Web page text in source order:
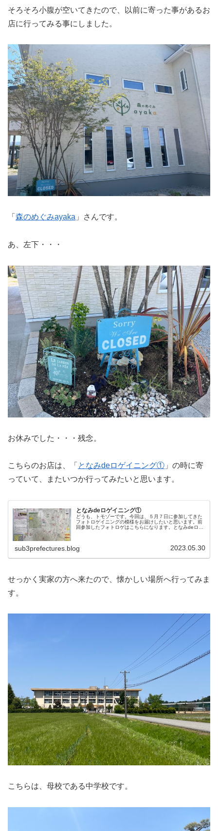
そろそろ小腹が空いてきたので、以前に寄った事があるお
店に行ってみる事にしました。
「 森のめぐみayaka 」さんです。
あ、左下・・・
お休みでした・・・残念。
こちらのお店は、「 となみdeロゲイニング① 」の時に寄
っていて、またいつか行ってみたいと思います。
となみdeロゲイニング①
どうも、トモゾーです。今回は、５月７日に参加してきた
フォトロゲイニングの模様をお届けしたいと思います。前
回参加したフォトロゲはこちらになります。となみdeロゲ
sub3prefectures.blog 2023.05.30
せっかく実家の方へ来たので、懐かしい場所へ行ってみま
す。
こちらは、母校である中学校です。